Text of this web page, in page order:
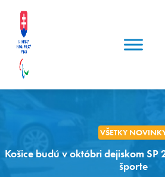
VŠETKY
Košice budú v októbri dejiskom SP
športe